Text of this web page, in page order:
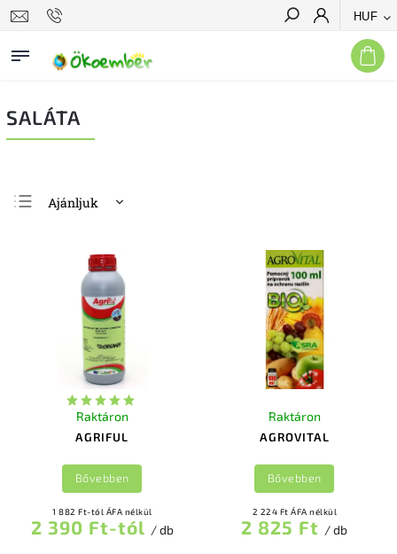
HUF
Keresés
SALÁTA
Ajánljuk
Legdrágább
Legnépszerűbb
termékek
ABC szerint
AGRIFUL
Raktáron
1 882 Ft-tól ÁFA nélkül
2 390 Ft-tól / db
Bővebben
AGROVITAL
Raktáron
2 224 Ft ÁFA nélkül
2 825 Ft / db
Bővebben